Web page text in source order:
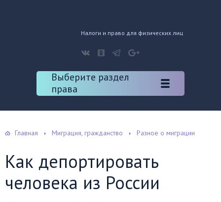
Налоги и право для физических лиц
Выберите раздел
права
Главная Миграция, гражданство Разное о миграции
Как депортировать
человека из России